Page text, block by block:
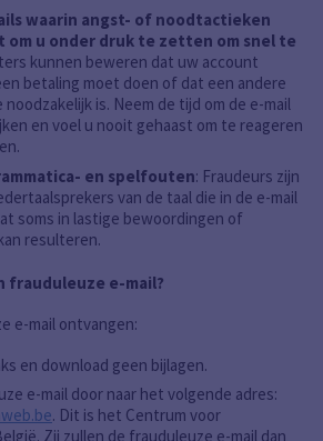
waarin angst- of noodtactieken
om u onder druk te zetten om snel te
kunnen beweren dat uw account
betaling moet doen of dat een andere
is. Neem de tijd om de e-mail
en voel u nooit gehaast om te reageren
en spelfouten: Fraudeurs zijn
van de taal die in de e-mail
soms in lastige bewoordingen of
resulteren.
frauduleuze e-mail?
e-mail ontvangen:
en download geen bijlagen.
e-mail door naar het volgende adres:
. Dit is het Centrum voor
Zij zullen de frauduleuze e-mail dan